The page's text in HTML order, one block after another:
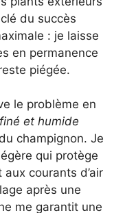
du succès
: je laisse
en permanence
piégée.
le problème en
et humide
champignon. Je
qui protège
courants d’air
après une
me garantit une